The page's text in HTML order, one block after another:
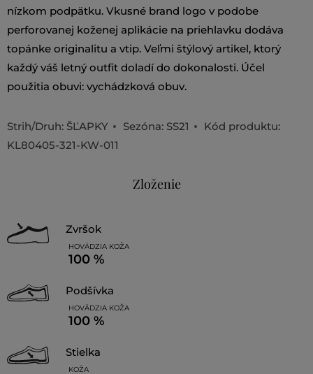
nízkom podpätku. Vkusné brand logo v podobe
perforovanej koženej aplikácie na priehlavku dodáva
topánke originalitu a vtip. Veľmi štýlový artikel, ktorý
každý váš letný outfit doladí do dokonalosti. Účel
použitia obuvi: vychádzková obuv.
Strih/Druh: ŠĽAPKY Sezóna: SS21
Kód produktu:
KL80405-321-KW-011
Zloženie
zvršok
HOVÄDZIA KOŽA
100 %
podšívka
HOVÄDZIA KOŽA
100 %
stielka
KOŽA